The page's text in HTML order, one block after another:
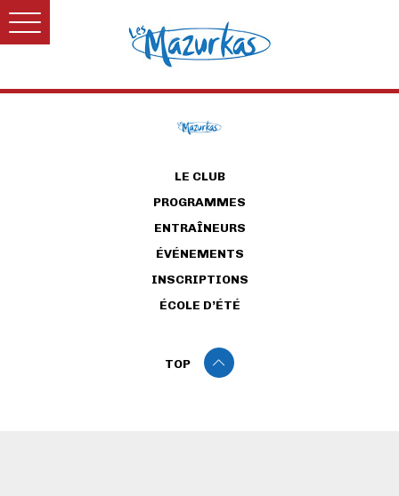
LE CLUB
PROGRAMMES
ENTRAÎNEURS
ÉVÉNEMENTS
INSCRIPTIONS
ÉCOLE D’ÉTÉ
TOP